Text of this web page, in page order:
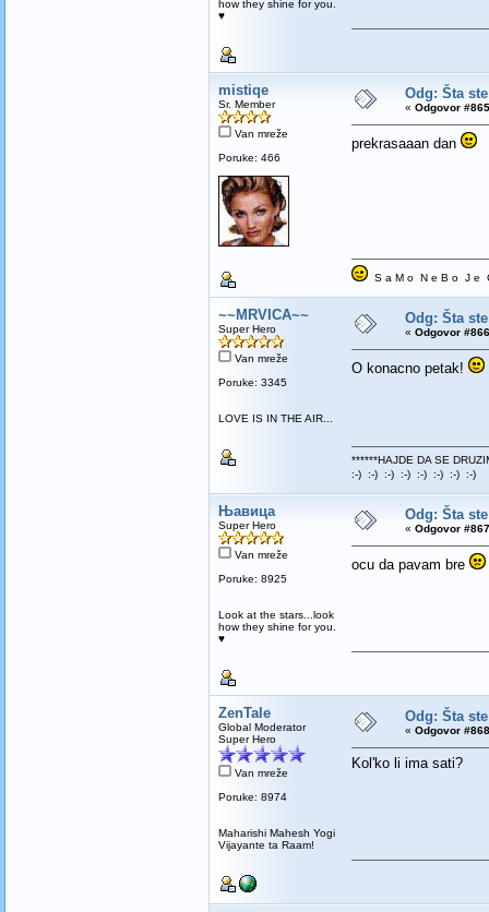
how they shine for you.
♥
mistiqe
Sr. Member
Van mreže
Poruke: 466
Odg: Šta
« Odgovor
prekrasaaan dan
S a M o N e B o J e
~~MRVICA~~
Super Hero
Van mreže
Poruke: 3345
LOVE IS IN THE AIR...
Odg: Šta
« Odgovor
O konacno petak!
******HAJDE DA SE
:-) :-) :-) :-) :-) :-) :-) :-)
Њавица
Super Hero
Van mreže
Poruke: 8925
Look at the stars...look
how they shine for you.
♥
Odg: Šta
« Odgovor
ocu da pavam bre
ZenTale
Global Moderator
Super Hero
Van mreže
Poruke: 8974
Maharishi Mahesh Yogi
Vijayante ta Raam!
Odg: Šta
« Odgovor
Kol'ko li ima sati?